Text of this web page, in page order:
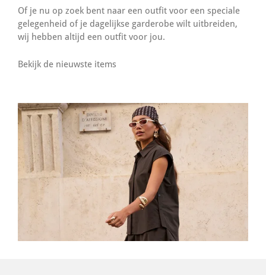
Of je nu op zoek bent naar een outfit voor een speciale
gelegenheid of je dagelijkse garderobe wilt uitbreiden,
wij hebben altijd een outfit voor jou.
Bekijk de nieuwste items